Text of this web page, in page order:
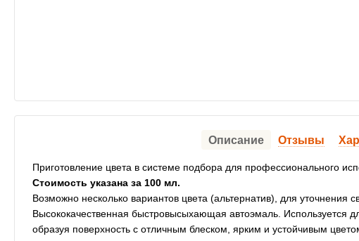
Описание Отзывы
Приготовление цвета в системе подбора для профессионального
Стоимость указана за 100 мл.
Возможно несколько вариантов цвета (альтернатив), для уточнения
Высококачественная быстровысыхающая автоэмаль. Используется
образуя поверхность с отличным блеском, ярким и устойчивым